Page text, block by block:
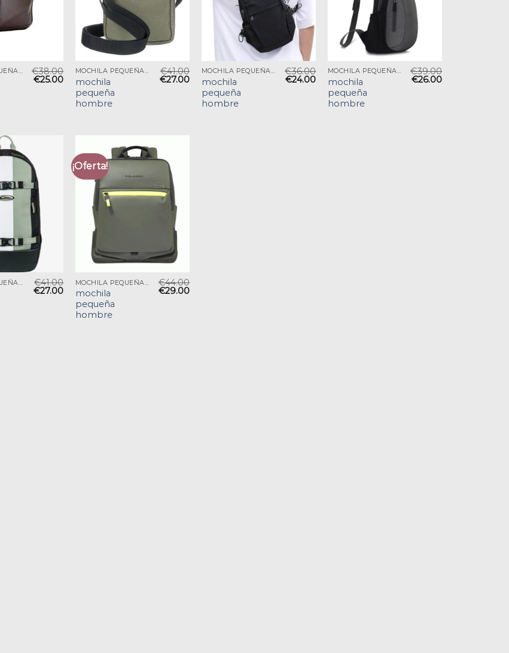
MOCHILA PEQUEÑA HOMBRE €38.00
€25.00
MOCHILA PEQUEÑA HOMBRE
mochila
pequeña
hombre
€41.00
€27.00
MOCHILA PEQUEÑA HOMBRE
mochila
pequeña
hombre
€36.00
€24.00
MOCHILA PEQUEÑA HOMBRE
mochila
pequeña
hombre
€39.00
€26.00
€41.00
€27.00
¡Oferta!
mochila
pequeña
hombre
€44.00
€29.00